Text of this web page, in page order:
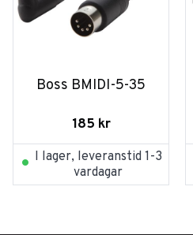
Boss BMIDI-5-35
185 kr
I lager, leveranstid 1-3
vardagar